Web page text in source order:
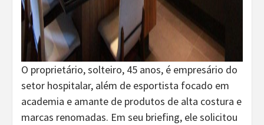
O proprietário, solteiro, 45 anos, é empresário do
setor hospitalar, além de esportista focado em
academia e amante de produtos de alta costura e
marcas renomadas. Em seu briefing, ele solicitou